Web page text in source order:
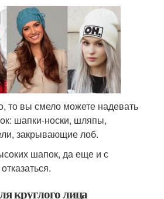
то вы смело можете надевать
шапки-носки, шляпы,
закрывающие лоб.
шапок, да еще и с
круглого лица